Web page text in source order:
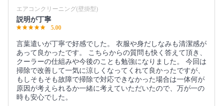
エアコンクリーニング(壁掛型)
説明が丁寧
5.00
言葉遣いが丁寧で好感でした。 衣服や身だしなみも清潔感が
あって良かったです。 こちらからの質問も快く答えて頂き、
クーラーの仕組みや今後のことも勉強になりました。 今回は
掃除で改善して一気に涼しくなってくれて良かったですが、
もしそもそも故障で掃除で対応できなかった場合は一体何が
原因が考えられるか一緒に考えていただいたので、万が一の
時も安心でした。